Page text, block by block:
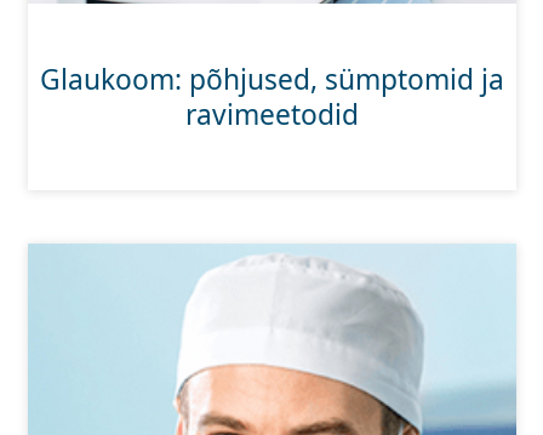
Glaukoom: põhjused, sümptomid ja
ravimeetodid